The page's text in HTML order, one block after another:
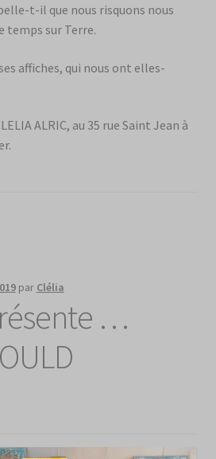
t-il que nous risquons nous
temps sur Terre.
affiches, qui nous ont elles-
ALRIC, au 35 rue Saint Jean à
par Clélia
…